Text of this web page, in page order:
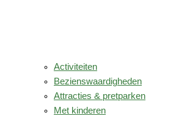
Activiteiten
Bezienswaardigheden
Attracties & pretparken
Met kinderen